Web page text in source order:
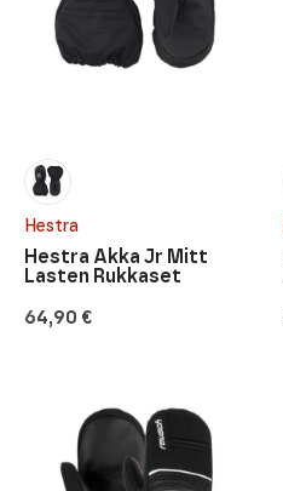
Hestra
64,90 €
Hestra Akka Jr Mitt
Lasten Rukkaset